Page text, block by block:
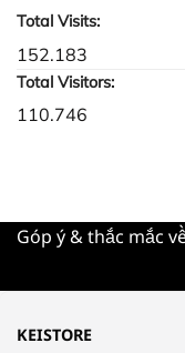
Total Visits:
152.183
Total Visitors:
110.746
Góp ý & thắc mắc
KEISTORE